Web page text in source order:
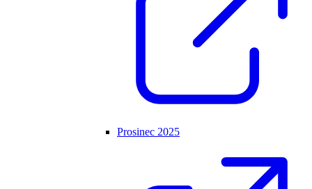
Prosinec 2025